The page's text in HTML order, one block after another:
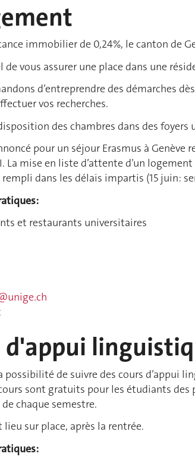
immobilier de 0,24%, le canton de
de vous assurer une place dans une
d’entreprendre des démarches
vos recherches.
des chambres dans des foyers
pour un séjour Erasmus à
La mise en liste d’attente d’un
dans les délais impartis (15 juin:
et restaurants universitaires
d'appui
de suivre des cours d’appui
sont gratuits pour les étudiants des
chaque semestre.
sur place, après la rentrée.